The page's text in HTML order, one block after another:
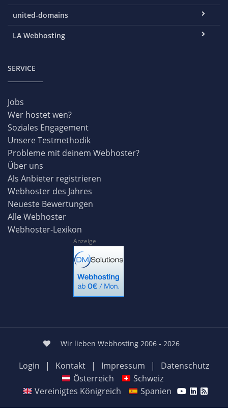
united-domains
LA Webhosting
SERVICE
Jobs
Wer hostet wen?
Soziales Engagement
Unsere Testmethodik
Probleme mit deinem Webhoster?
Über uns
Als Anbieter registrieren
Webhoster des Jahres
Neueste Bewertungen
Alle Webhoster
Webhoster-Lexikon
Anzeige
Wir lieben Webhosting 2006 - 2026
Login | Kontakt | Impressum |
Datenschutz
Österreich
Schweiz
Vereinigtes Königreich
Spanien